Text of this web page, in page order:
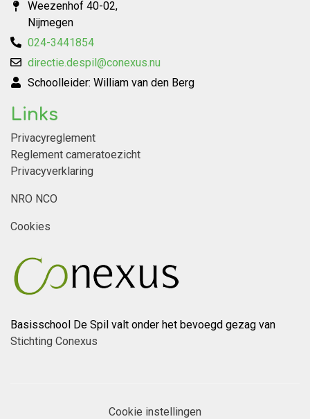
Weezenhof 40-02,
Nijmegen
024-3441854
directie.despil@conexus.nu
Schoolleider: William van den Berg
Links
Privacyreglement
Reglement cameratoezicht
Privacyverklaring
NRO NCO
Cookies
Basisschool De Spil valt onder het bevoegd gezag van
Stichting Conexus
Cookie instellingen